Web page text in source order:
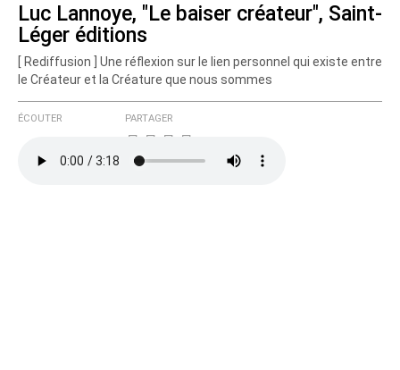
Luc Lannoye, "Le baiser créateur", Saint-
Léger éditions
[ Rediffusion ] Une réflexion sur le lien personnel qui existe entre
le Créateur et la Créature que nous sommes
ÉCOUTER PARTAGER